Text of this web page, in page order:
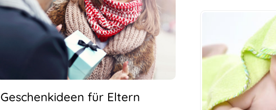
Geschenkideen für Eltern